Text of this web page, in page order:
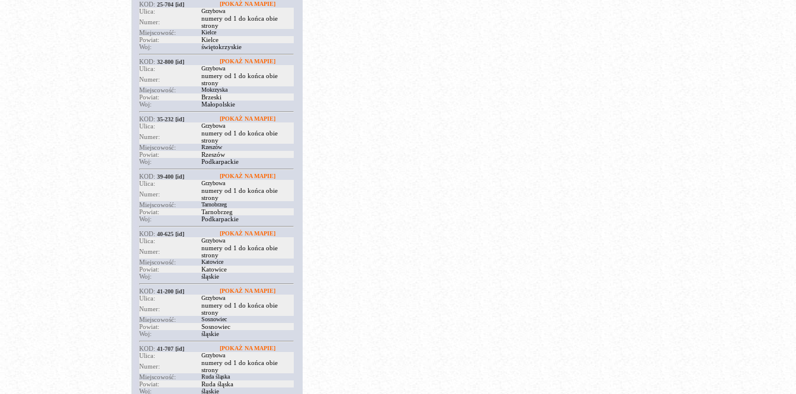
KOD: 25-704 [id] [POKAŻ NA MAPIE]
Ulica: Grzybowa
Numer:
numery od 1 do końca obie
strony
Miejscowość:
Kielce
Powiat:
Kielce
Woj:
świętokrzyskie
KOD: 32-800 [id] [POKAŻ NA MAPIE]
Ulica: Grzybowa
Numer:
numery od 1 do końca obie
strony
Miejscowość:
Mokrzyska
Powiat:
Brzeski
Woj:
Małopolskie
KOD: 35-232 [id] [POKAŻ NA MAPIE]
Ulica: Grzybowa
Numer:
numery od 1 do końca obie
strony
Miejscowość:
Rzeszów
Powiat:
Rzeszów
Woj:
Podkarpackie
KOD: 39-400 [id] [POKAŻ NA MAPIE]
Ulica: Grzybowa
Numer:
numery od 1 do końca obie
strony
Miejscowość:
Tarnobrzeg
Powiat:
Tarnobrzeg
Woj:
Podkarpackie
KOD: 40-625 [id] [POKAŻ NA MAPIE]
Ulica: Grzybowa
Numer:
numery od 1 do końca obie
strony
Miejscowość:
Katowice
Powiat:
Katowice
Woj:
śląskie
KOD: 41-200 [id] [POKAŻ NA MAPIE]
Ulica: Grzybowa
Numer:
numery od 1 do końca obie
strony
Miejscowość:
Sosnowiec
Powiat:
Sosnowiec
Woj:
śląskie
KOD: 41-707 [id] [POKAŻ NA MAPIE]
Ulica: Grzybowa
Numer:
numery od 1 do końca obie
strony
Miejscowość:
Ruda śląska
Powiat:
Ruda śląska
Woj:
śląskie